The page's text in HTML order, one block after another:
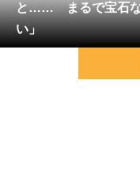
メディア
注目記事を集めた総合
と…… まるで宝石な
い」